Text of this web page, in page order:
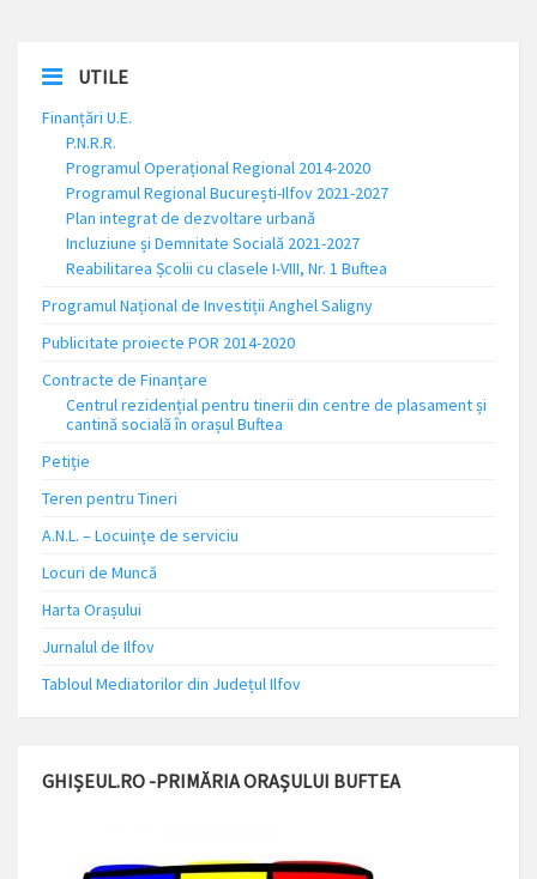
UTILE
Finanțări U.E.
P.N.R.R.
Programul Operațional Regional 2014-2020
Programul Regional București-Ilfov 2021-2027
Plan integrat de dezvoltare urbană
Incluziune și Demnitate Socială 2021-2027
Reabilitarea Școlii cu clasele I-VIII, Nr. 1 Buftea
Programul Național de Investiții Anghel Saligny
Publicitate proiecte POR 2014-2020
Contracte de Finanțare
Centrul rezidențial pentru tinerii din centre de plasament și
cantină socială în orașul Buftea
Petiție
Teren pentru Tineri
A.N.L. – Locuinţe de serviciu
Locuri de Muncă
Harta Orașului
Jurnalul de Ilfov
Tabloul Mediatorilor din Județul Ilfov
GHIȘEUL.RO -PRIMĂRIA ORAȘULUI BUFTEA